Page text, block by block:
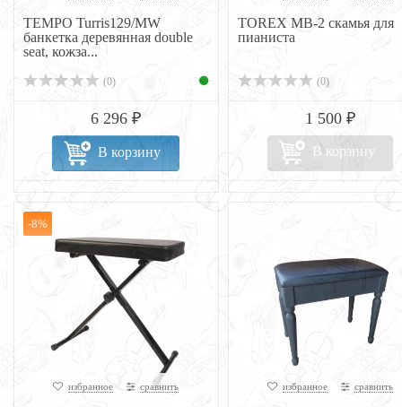
TEMPO Turris129/MW
банкетка деревянная double
seat, кожза...
(0)
6 296 ₽
В корзину
TOREX MB-2 скамья для
пианиста
(0)
1 500 ₽
В корзину
-8%
избранное сравнить избранное сравнить